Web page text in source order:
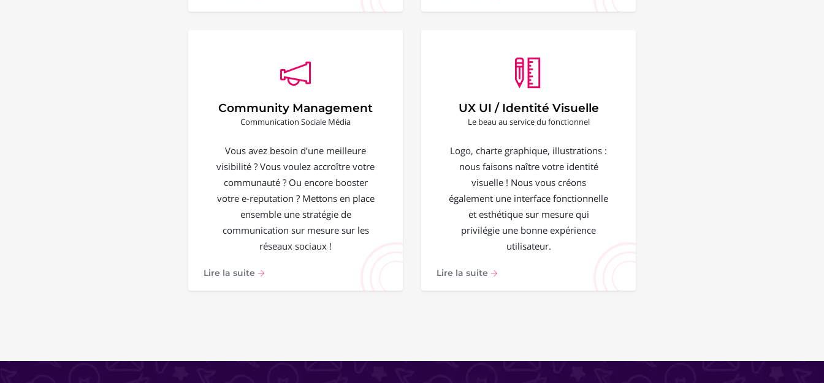
Community Management
Communication Sociale Média
Vous avez besoin d’une meilleure
visibilité ? Vous voulez accroître votre
communauté ? Ou encore booster
votre e-reputation ? Mettons en place
ensemble une stratégie de
communication sur mesure sur les
réseaux sociaux !
Lire la suite
UX UI / Identité Visuelle
Le beau au service du fonctionnel
Logo, charte graphique, illustrations :
nous faisons naître votre identité
visuelle ! Nous vous créons
également une interface fonctionnelle
et esthétique sur mesure qui
privilégie une bonne expérience
utilisateur.
Lire la suite